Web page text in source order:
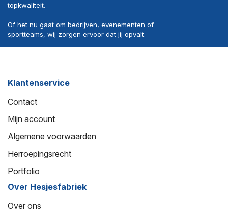
topkwaliteit.
Of het nu gaat om bedrijven, evenementen of
sportteams, wij zorgen ervoor dat jij opvalt.
Klantenservice
Contact
Mijn account
Algemene voorwaarden
Herroepingsrecht
Portfolio
Over Hesjesfabriek
Over ons